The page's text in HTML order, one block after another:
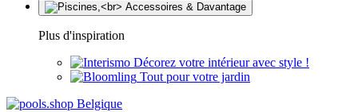
Plus d'inspiration
Décorez votre intérieur avec style !
Tout pour votre jardin